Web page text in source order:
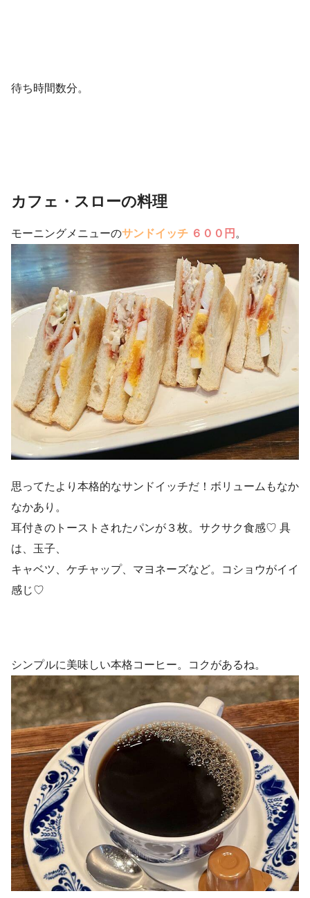
待ち時間数分。
カフェ・スローの料理
モーニングメニューのサンドイッチ ６００円 。
思ってたより本格的なサンドイッチだ！ボリュームもなか
なかあり。
耳付きのトーストされたパンが３枚。サクサク食感♡ 具
は、玉子、
キャベツ、ケチャップ、マヨネーズなど。コショウがイイ
感じ♡
シンプルに美味しい本格コーヒー。コクがあるね。